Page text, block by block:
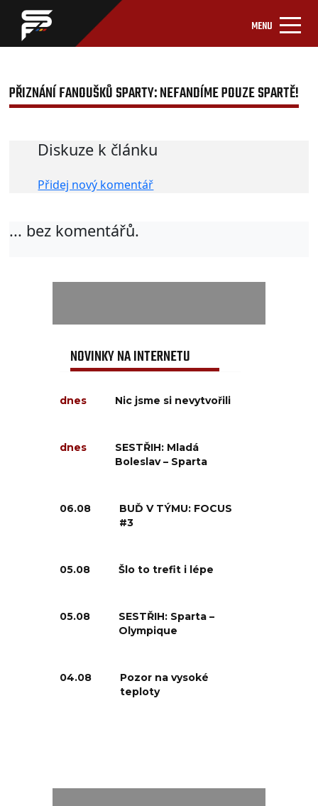
MENU
PŘIZNÁNÍ FANOUŠKŮ SPARTY: NEFANDÍME POUZE SPARTĚ!
Diskuze k článku
Přidej nový komentář
... bez komentářů.
NOVINKY NA INTERNETU
dnes Nic jsme si nevytvořili
dnes
SESTŘIH: Mladá
Boleslav – Sparta
06.08
BUĎ V TÝMU: FOCUS
#3
05.08 Šlo to trefit i lépe
05.08
SESTŘIH: Sparta –
Olympique
04.08
Pozor na vysoké
teploty